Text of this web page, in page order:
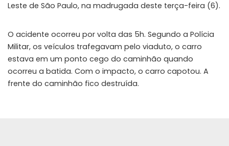
Leste de São Paulo, na madrugada deste terça-feira (6).
O acidente ocorreu por volta das 5h. Segundo a Polícia
Militar, os veículos trafegavam pelo viaduto, o carro
estava em um ponto cego do caminhão quando
ocorreu a batida. Com o impacto, o carro capotou. A
frente do caminhão fico destruída.